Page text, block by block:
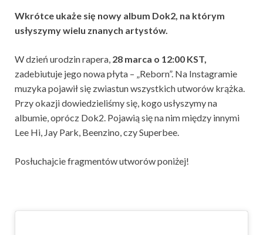
Wkrótce ukaże się nowy album Dok2, na którym
usłyszymy wielu znanych artystów.
W dzień urodzin rapera, 28 marca o 12:00 KST,
zadebiutuje jego nowa płyta – „Reborn”. Na Instagramie
muzyka pojawił się zwiastun wszystkich utworów krążka.
Przy okazji dowiedzieliśmy się, kogo usłyszymy na
albumie, oprócz Dok2. Pojawią się na nim między innymi
Lee Hi, Jay Park, Beenzino, czy Superbee.
Posłuchajcie fragmentów utworów poniżej!